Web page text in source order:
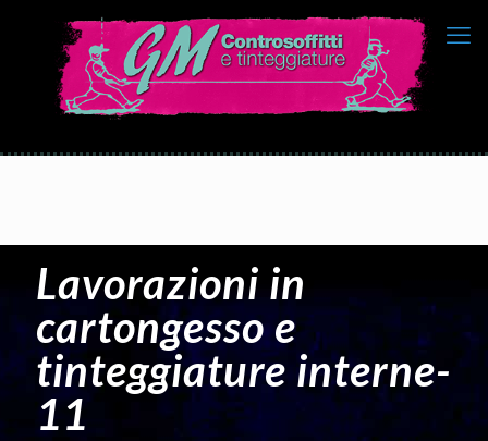
Lavorazioni in
cartongesso e
tinteggiature interne-
11